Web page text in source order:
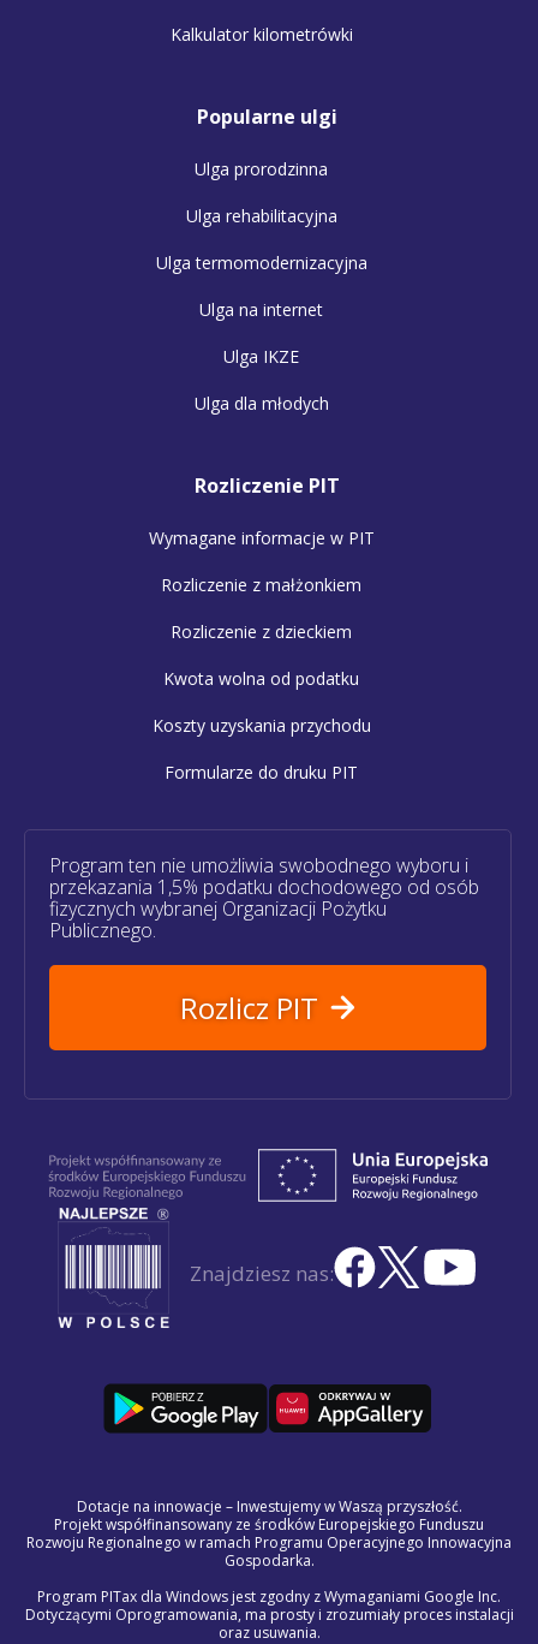
Kalkulator kilometrówki
Popularne ulgi
Ulga prorodzinna
Ulga rehabilitacyjna
Ulga termomodernizacyjna
Ulga na internet
Ulga IKZE
Ulga dla młodych
Rozliczenie PIT
Wymagane informacje w PIT
Rozliczenie z małżonkiem
Rozliczenie z dzieckiem
Kwota wolna od podatku
Koszty uzyskania przychodu
Formularze do druku PIT
Program ten nie umożliwia swobodnego wyboru i
przekazania 1,5% podatku dochodowego od osób
fizycznych wybranej Organizacji Pożytku
Publicznego.
Rozlicz PIT
Znajdziesz nas:
Dotacje na innowacje – Inwestujemy w Waszą przyszłość.
Projekt współfinansowany ze środków Europejskiego Funduszu
Rozwoju Regionalnego w ramach Programu Operacyjnego Innowacyjna
Gospodarka.
Program PITax dla Windows jest zgodny z Wymaganiami Google Inc.
Dotyczącymi Oprogramowania, ma prosty i zrozumiały proces instalacji
oraz usuwania.